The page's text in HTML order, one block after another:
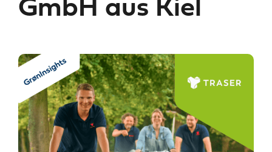
GmbH aus Kiel